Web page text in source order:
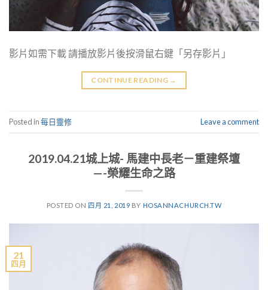
影片如需下載 請播放影片後按滑鼠右鍵「另存影片」
CONTINUE READING →
Posted in每日靈修 Leave a comment
2019.04.21城上城- 馬建中長老－重建祭壇
—-榮耀生命之路
POSTED ON 四月 21, 2019 BY HOSANNACHURCH.TW
21
四月